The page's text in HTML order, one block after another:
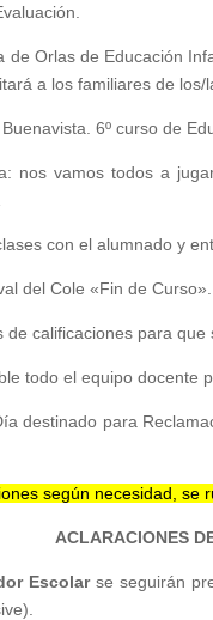
de Orlas de Educación
a los familiares de
Buenavista. 6º curso de
nos vamos todos a
con el alumnado y
del Cole «Fin de Curso».
calificaciones para que
todo el equipo docente
destinado para
según necesidad,
ACLARACIONES
Escolarse seguirán